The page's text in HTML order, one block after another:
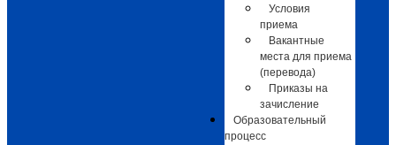
Условия
приема
Вакантные
места для приема
(перевода)
Приказы на
зачисление
Образовательный
процесс